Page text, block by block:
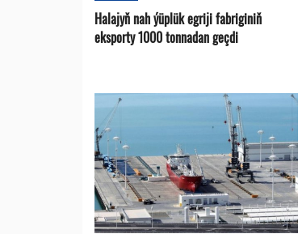
Halajyň nah ýüplük egriji fabriginiň
eksporty 1000 tonnadan geçdi